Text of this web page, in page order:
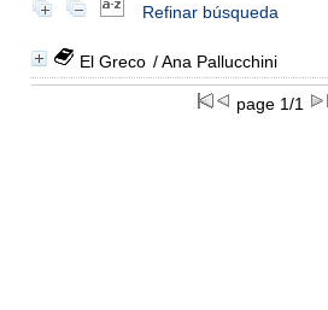
Refinar búsqueda
El Greco / Ana Pallucchini
page 1/1